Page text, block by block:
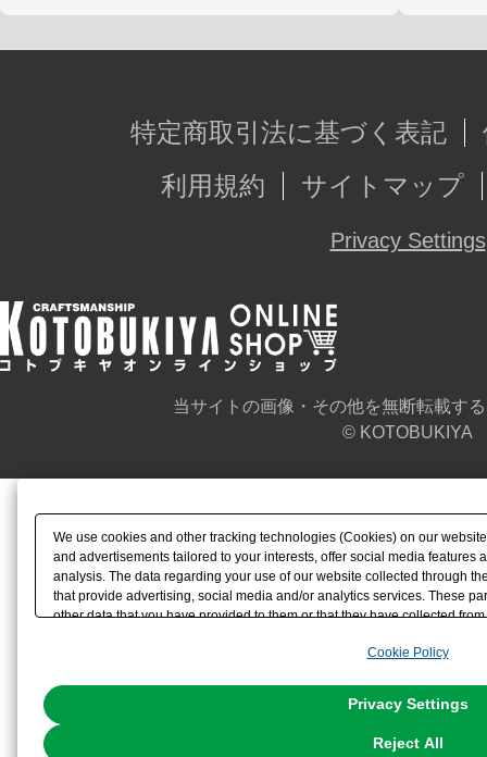
特定商取引法に基づく表記
利用規約
サイトマップ
Privacy Settings
当サイトの画像・その他を無断転載す
© KOTOBUKIYA
We use cookies and other tracking technologies (Cookies) on our
and advertisements tailored to your interests, offer social media features
analysis. The data regarding your use of our website collected through
that provide advertising, social media and/or analytics services. These
other data that you have provided to them or that they have collected
the use of all Cookies except for Strictly Necessary Cookies, please
You can change your consent or rejection settings at any time via
Cookie Policy
Privacy Settings
Reject All